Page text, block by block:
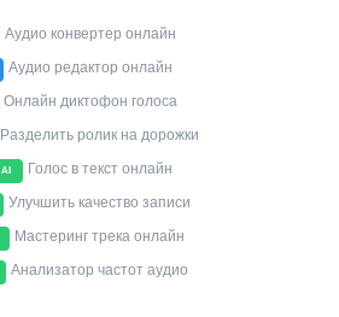
Аудио конвертер онлайн
Аудио редактор онлайн
Онлайн диктофон голоса
Разделить ролик на дорожки
AI Голос в текст онлайн
Улучшить качество записи
Мастеринг трека онлайн
Анализатор частот аудио